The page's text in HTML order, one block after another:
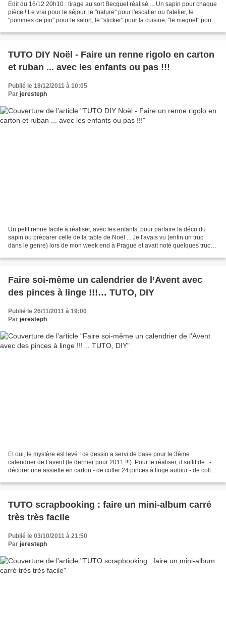
Edit du 16/12 20h10 : tirage au sort Becquet réalisé ... Un sapin pour chaque
pièce ! Le vrai pour le séjour, le "nature" pour l'escalier ou l'atelier, le
"pommes de pin" pour le salon, le "sticker" pour la cuisine, "le magnet" pour
TUTO DIY Noël - Faire un renne rigolo en carton
et ruban ... avec les enfants ou pas !!!
Publié le 18/12/2011 à 10:05
Par jeresteph
Un petit renne facile à réaliser, avec les enfants, pour parfaire la déco du
sapin ou préparer celle de la table de Noël ... Je l'avais vu (enfin un truc
dans le genre) lors de mon week end à Prague et avait noté quelques trucs
Faire soi-même un calendrier de l’Avent avec
des pinces à linge !!!… TUTO, DIY
Publié le 26/11/2011 à 19:00
Par jeresteph
Et oui, le mystère est levé ! ce dessin a servi de base pour le 3ème
calendrier de l’avent (le dernier pour 2011 !!!). Pour le réaliser, il suffit de : -
décorer une assiette en carton - de coller 24 pinces à linge autour - de coller
TUTO scrapbooking : faire un mini-album carré
très très facile
Publié le 03/10/2011 à 21:50
Par jeresteph